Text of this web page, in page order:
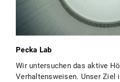
Pecka Lab
Wir untersuchen das aktive
Verhaltensweisen. Unser Ziel